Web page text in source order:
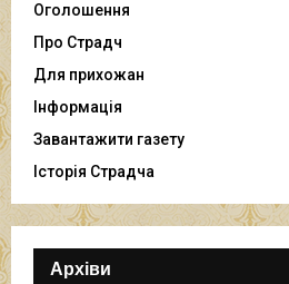
Оголошення
Про Страдч
Для прихожан
Інформація
Завантажити газету
Історія Страдча
Архіви